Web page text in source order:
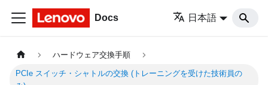
Docs 日本語
ハードウェア交換手順
PCIe スイッチ・シャトルの交換 (トレーニングを受けた技術員の